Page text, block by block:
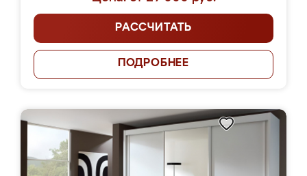
РАССЧИТАТЬ
ПОДРОБНЕЕ